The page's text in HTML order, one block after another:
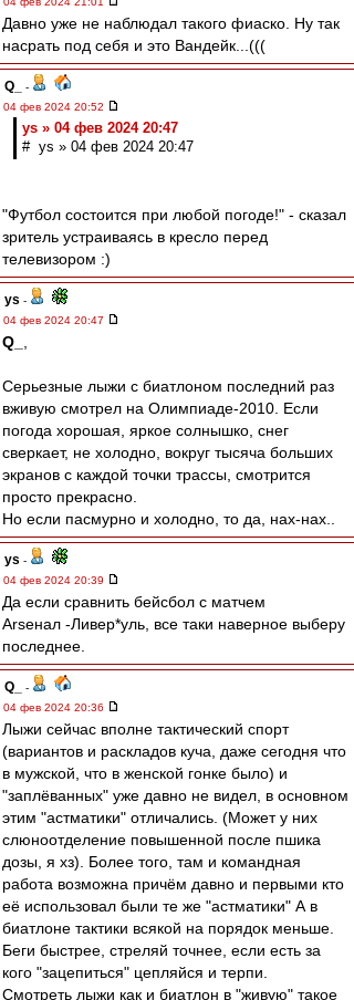
Давно уже не наблюдал такого фиаско. Ну так
насрать под себя и это Вандейк...(((
Q_
-
04 фев 2024 20:52
ys » 04 фев 2024 20:47
# ys » 04 фев 2024 20:47
"Футбол состоится при любой погоде!" - сказал
зритель устраиваясь в кресло перед
телевизором :)
ys -
04 фев 2024 20:47
Q_
Серьезные лыжи с биатлоном последний раз
вживую смотрел на Олимпиаде-2010. Если
погода хорошая, яркое солнышко, снег
сверкает, не холодно, вокруг тысяча больших
экранов с каждой точки трассы, смотрится
просто прекрасно.
Но если пасмурно и холодно, то да, нах-нах..
ys -
04 фев 2024 20:39
Да если сравнить бейсбол с матчем
Arseнал -Ливер*уль, все таки наверное выберу
последнее.
Q_
-
04 фев 2024 20:36
Лыжи сейчас вполне тактический спорт
(вариантов и раскладов куча, даже сегодня что
в мужской, что в женской гонке было) и
"заплёванных" уже давно не видел, в основном
этим "астматики" отличались. (Может у них
слюноотделение повышенной после пшика
дозы, я хз). Более того, там и командная
работа возможна причём давно и первыми кто
её использовал были те же "астматики" А в
биатлоне тактики всякой на порядок меньше.
Беги быстрее, стреляй точнее, если есть за
кого "зацепиться" цепляйся и терпи.
Смотреть лыжи как и биатлон в "живую" такое